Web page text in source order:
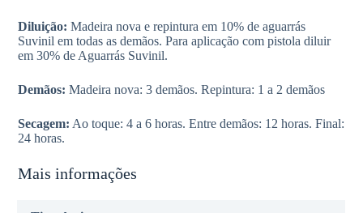
Diluição: Madeira nova e repintura em 10% de aguarrás
Suvinil em todas as demãos. Para aplicação com pistola diluir
em 30% de Aguarrás Suvinil.
Demãos: Madeira nova: 3 demãos. Repintura: 1 a 2 demãos
Secagem: Ao toque: 4 a 6 horas. Entre demãos: 12 horas. Final:
24 horas.
Mais informações